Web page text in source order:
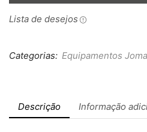
Lista de desejos
Categorias: Equipamentos Joma
Descrição Informação